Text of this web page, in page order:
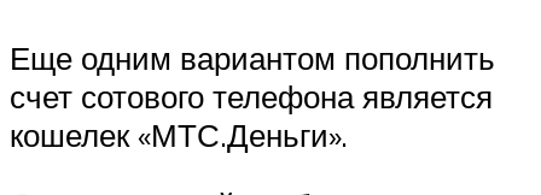
Еще одним вариантом пополнить
счет сотового телефона является
кошелек «МТС.Деньги».